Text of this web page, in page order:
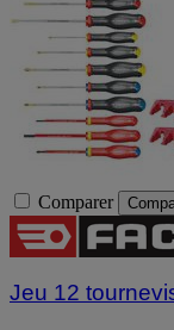
Comparer
Jeu 12